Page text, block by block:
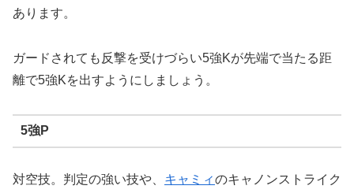
あります。
ガードされても反撃を受けづらい5強Kが先端で当たる距
離で5強Kを出すようにしましょう。
5強P
対空技。判定の強い技や、 キャミィのキャノンストライク